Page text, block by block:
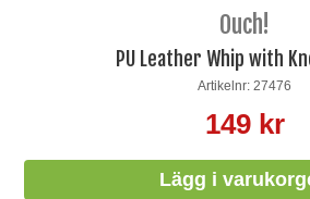
Ouch!
PU Leather Whip with
Artikelnr: 27476
149 kr